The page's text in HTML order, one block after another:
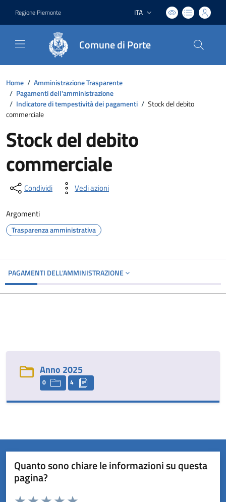
Regione Piemonte Lingua attiva:
ITA
Comune di Porte
Home / Amministrazione Trasparente
/ Pagamenti dell'amministrazione
/ Indicatore di tempestività dei pagamenti / Stock del debito
commerciale
Stock del debito
commerciale
Condividi Vedi azioni
Argomenti
Trasparenza amministrativa
PAGAMENTI DELL'AMMINISTRAZIONE
Anno 2025
0 4
Quanto sono chiare le informazioni su questa
pagina?
Valuta da 1 a 5 stelle la pagina